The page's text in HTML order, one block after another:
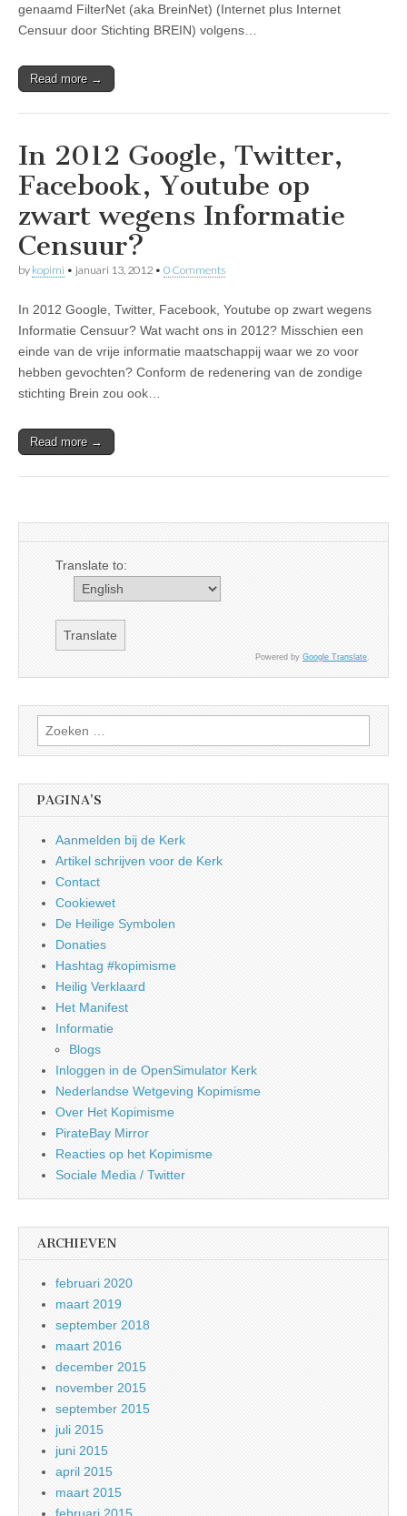
genaamd FilterNet (aka BreinNet) (Internet plus Internet
Censuur door Stichting BREIN) volgens…
Read more →
In 2012 Google, Twitter,
Facebook, Youtube op
zwart wegens Informatie
Censuur?
by kopimi • januari 13, 2012 • 0 Comments
In 2012 Google, Twitter, Facebook, Youtube op zwart wegens
Informatie Censuur? Wat wacht ons in 2012? Misschien een
einde van de vrije informatie maatschappij waar we zo voor
hebben gevochten? Conform de redenering van de zondige
stichting Brein zou ook…
Read more →
Translate to:
Powered by Google Translate.
Zoeken
naar:
PAGINA’S
Aanmelden bij de Kerk
Artikel schrijven voor de Kerk
Contact
Cookiewet
De Heilige Symbolen
Donaties
Hashtag #kopimisme
Heilig Verklaard
Het Manifest
Informatie
Blogs
Inloggen in de OpenSimulator Kerk
Nederlandse Wetgeving Kopimisme
Over Het Kopimisme
PirateBay Mirror
Reacties op het Kopimisme
Sociale Media / Twitter
ARCHIEVEN
februari 2020
maart 2019
september 2018
maart 2016
december 2015
november 2015
september 2015
juli 2015
juni 2015
april 2015
maart 2015